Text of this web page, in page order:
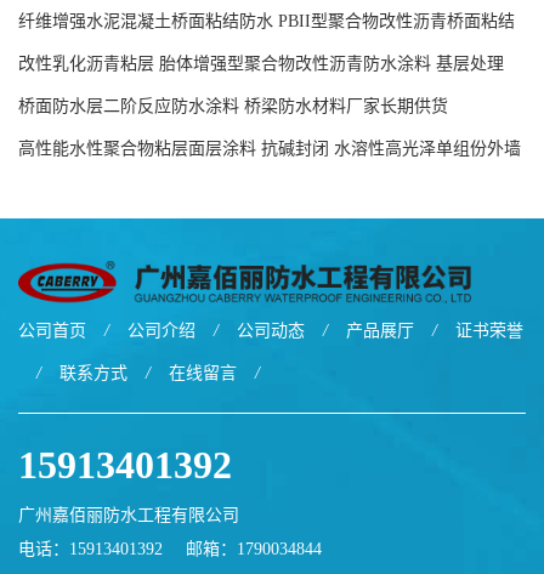
现货工厂
纤维增强水泥混凝土桥面粘结防水 PBII型聚合物改性沥青桥面粘结
防水涂料源头工厂
改性乳化沥青粘层 胎体增强型聚合物改性沥青防水涂料 基层处理
剂-双层双组份环氧树脂解说
桥面防水层二阶反应防水涂料 桥梁防水材料厂家长期供货
高性能水性聚合物粘层面层涂料 抗碱封闭 水溶性高光泽单组份外墙
公司首页 / 公司介绍 / 公司动态 / 产品展厅 / 证书荣誉
/ 联系方式 / 在线留言 /
15913401392
广州嘉佰丽防水工程有限公司
电话：15913401392
邮箱： 1790034844